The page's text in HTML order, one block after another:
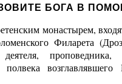
БОГА В
монастырем,
Филарета
возглавлявшего